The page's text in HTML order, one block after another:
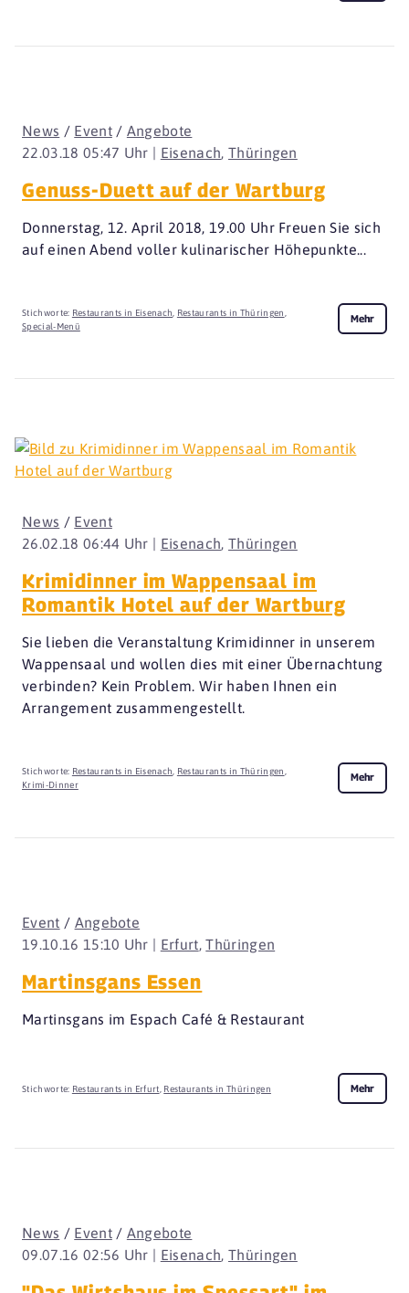
22.03.18 05:47 Uhr | Eisenach, Thüringen
News / Event/ Angebote
Genuss-Duett auf der Wartburg
Donnerstag, 12. April 2018, 19.00 Uhr Freuen Sie sich
auf einen Abend voller kulinarischer Höhepunkte...
Stichworte: Restaurants in Eisenach Restaurants in Thüringen
Special-Menü
Mehr
26.02.18 06:44 Uhr | Eisenach, Thüringen
News / Event
Krimidinner im Wappensaal im
Romantik Hotel auf der Wartburg
Sie lieben die Veranstaltung Krimidinner in unserem
Wappensaal und wollen dies mit einer Übernachtung
verbinden? Kein Problem. Wir haben Ihnen ein
Arrangement zusammengestellt.
Stichworte: Restaurants in Eisenach Restaurants in Thüringen
Krimi-Dinner
Mehr
19.10.16 15:10 Uhr | Erfurt,Thüringen
Event / Angebote
Martinsgans Essen
Martinsgans im Espach Café & Restaurant
Stichworte: Restaurants in Erfurt Restaurants in Thüringen Mehr
09.07.16 02:56 Uhr | Eisenach, Thüringen
News / Event/ Angebote